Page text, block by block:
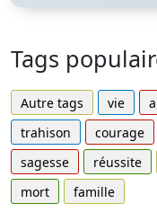
Tags
Autre tags vie
trahison
courage
sagesse
réussite
mort
famille